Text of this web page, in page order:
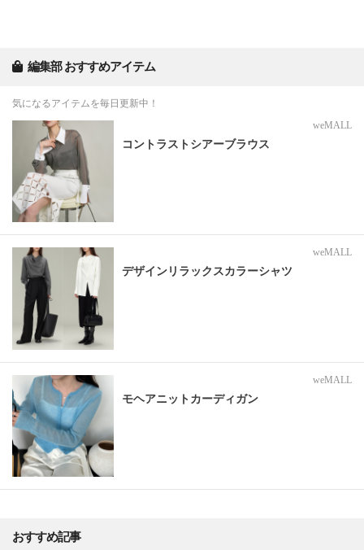
編集部 おすすめアイテム
気になるアイテムを毎日更新中！
weMALL
コントラストシアーブラウス
weMALL
デザインリラックスカラーシャツ
weMALL
モヘアニットカーディガン
おすすめ記事